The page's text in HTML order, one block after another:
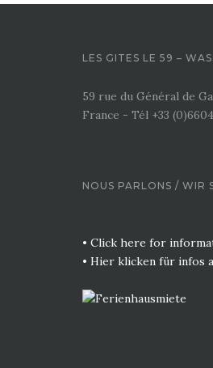
LES GITES LE 59 –
59 rue du Général de
France - Tél +33
NOUS PARLONS / WIR
• Click here for
• Hier klicken für infos